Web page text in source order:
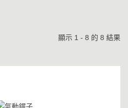
顯示 1 - 8 的 8 結果